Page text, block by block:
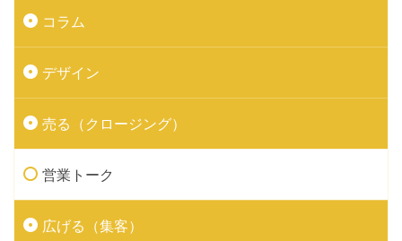
コラム
デザイン
売る（クロージング）
営業トーク
広げる（集客）